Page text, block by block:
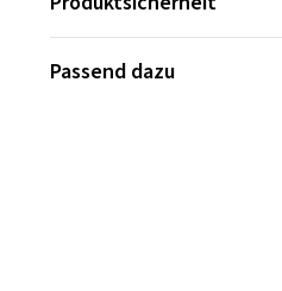
Passend dazu